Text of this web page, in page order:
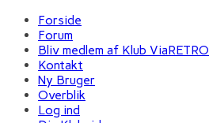
Forside
Forum
Bliv medlem af Klub ViaRETRO
Kontakt
Ny Bruger
Overblik
Log ind